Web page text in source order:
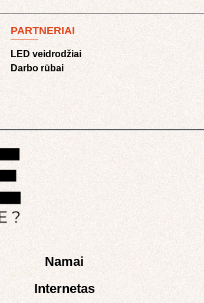
PARTNERIAI
LED veidrodžiai
Darbo rūbai
Namai
Internetas